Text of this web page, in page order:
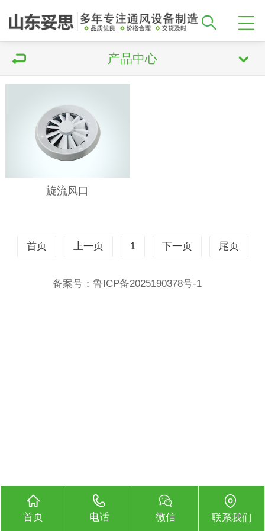
产品中心
旋流风口
首页 上一页 1 下一页 尾页
备案号：鲁ICP备2025190378号-1
首页 电话 微信 联系我们